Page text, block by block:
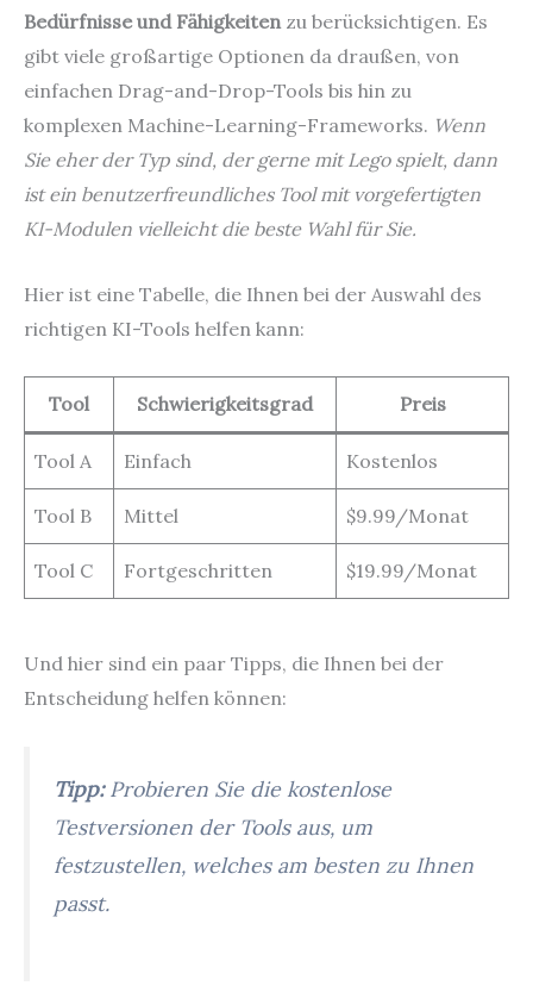
Bedürfnisse und Fähigkeiten zu berücksichtigen. Es
gibt viele großartige Optionen da draußen, von
einfachen Drag-and-Drop-Tools bis hin zu
komplexen Machine-Learning-Frameworks. Wenn
Sie eher der Typ sind, der gerne mit Lego spielt, dann
ist ein benutzerfreundliches Tool mit vorgefertigten
KI-Modulen vielleicht die beste Wahl für Sie.
Hier ist eine Tabelle, die Ihnen bei der Auswahl des
richtigen KI-Tools helfen kann:
Tool Schwierigkeitsgrad Preis
Tool A Einfach Kostenlos
Tool B Mittel $9.99/Monat
Tool C Fortgeschritten $19.99/Monat
Und hier sind ein paar Tipps, die Ihnen bei der
Entscheidung helfen können:
Tipp:Probieren Sie die kostenlose
Testversionen der Tools aus, um
festzustellen, welches am besten zu Ihnen
passt.